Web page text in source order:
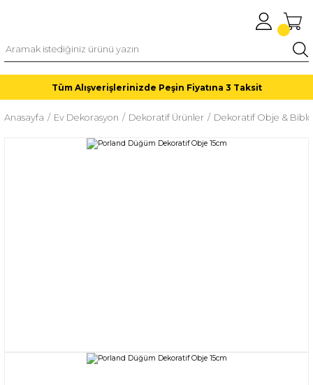
Tüm Alışverişlerinizde Peşin Fiyatına 3 Taksit
Anasayfa Ev Dekorasyon Dekoratif Ürünler Dekoratif Obje & Biblo